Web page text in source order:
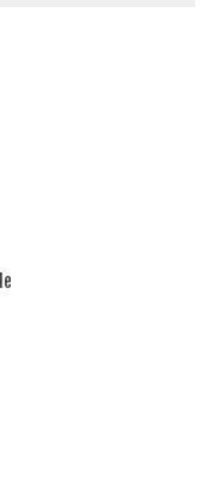
propres